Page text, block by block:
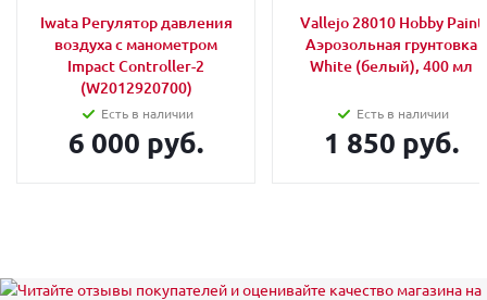
Iwata Регулятор давления
воздуха с манометром
Impact Controller-2
(W2012920700)
Есть в наличии
6 000 руб.
Vallejo 28010 Hobby Paint
Аэрозольная грунтовка
White (белый), 400 мл
Есть в наличии
1 850 руб.